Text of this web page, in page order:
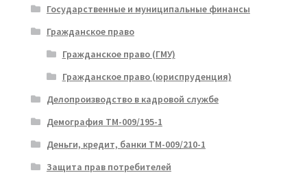
Государственные и муниципальные финансы
Гражданское право
Гражданское право (ГМУ)
Гражданское право (юриспруденция)
Делопроизводство в кадровой службе
Демография ТМ-009/195-1
Деньги, кредит, банки ТМ-009/210-1
Защита прав потребителей